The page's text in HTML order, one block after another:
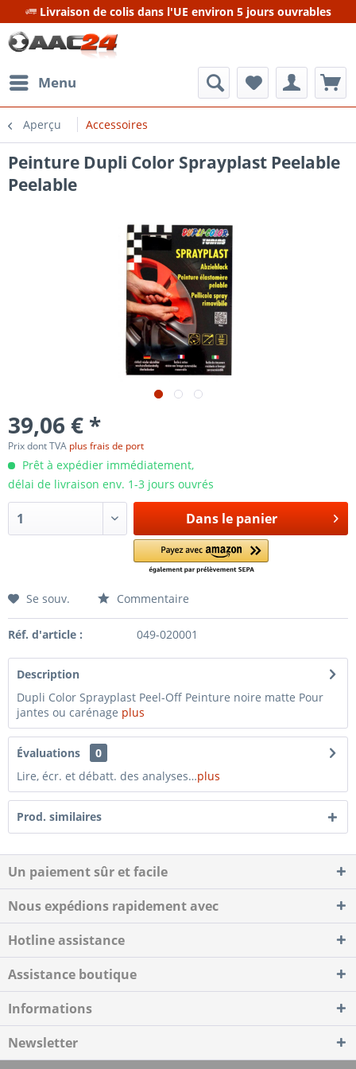
Livraison de colis dans l'UE environ 5 jours ouvrables
Menu
Aperçu Accessoires
Peinture Dupli Color Sprayplast Peelable
Peelable
39,06 € *
Prix dont TVA plus frais de port
Prêt à expédier immédiatement,
délai de livraison env. 1-3 jours ouvrés
Dans le panier
Se souv. Commentaire
Réf. d'article : 049-020001
Description
Dupli Color Sprayplast Peel-Off Peinture noire matte Pour
jantes ou carénage plus
Évaluations
0
Lire, écr. et débatt. des analyses…plus
Prod. similaires
Un paiement sûr et facile
Nous expédions rapidement avec
Hotline assistance
Assistance boutique
Informations
Newsletter